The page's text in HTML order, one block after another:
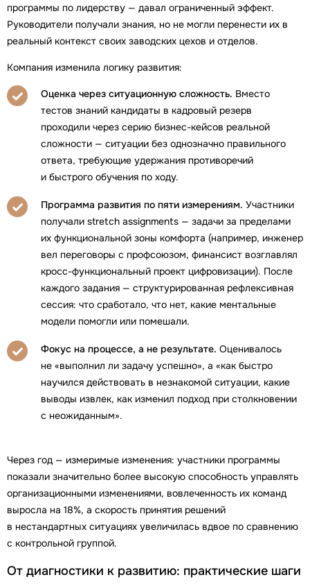
программы по лидерству — давал ограниченный эффект.
Руководители получали знания, но не могли перенести их в
реальный контекст своих заводских цехов и отделов.
Компания изменила логику развития:
Оценка через ситуационную сложность. Вместо
тестов знаний кандидаты в кадровый резерв
проходили через серию бизнес-кейсов реальной
сложности — ситуации без однозначно правильного
ответа, требующие удержания противоречий
и быстрого обучения по ходу.
Программа развития по пяти измерениям. Участники
получали stretch assignments — задачи за пределами
их функциональной зоны комфорта (например, инженер
вел переговоры с профсоюзом, финансист возглавлял
кросс-функциональный проект цифровизации). После
каждого задания — структурированная рефлексивная
сессия: что сработало, что нет, какие ментальные
модели помогли или помешали.
Фокус на процессе, а не результате. Оценивалось
не «выполнил ли задачу успешно», а «как быстро
научился действовать в незнакомой ситуации, какие
выводы извлек, как изменил подход при столкновении
с неожиданным».
Через год — измеримые изменения: участники программы
показали значительно более высокую способность управлять
организационными изменениями, вовлеченность их команд
выросла на 18%, а скорость принятия решений
в нестандартных ситуациях увеличилась вдвое по сравнению
с контрольной группой.
От диагностики к развитию: практические шаги